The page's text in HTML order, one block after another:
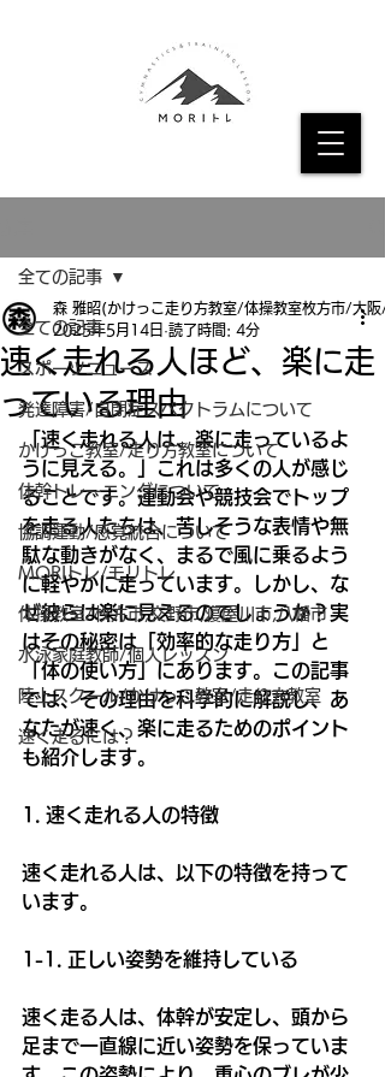
全ての記事
スポーツニュース
発達障害/自閉症スペクトラムについて
かけっこ教室/走り方教室について
体幹トレーニングについて
協調運動/感覚統合について
MORIトレ/モリトレ
体操教室/枚方市,交野市,寝屋川市,八幡市
水泳家庭教師/個人レッスン
陸上スクール/かけっこ教室/走り方教室
速く走るには？
全ての記事
速く走れる人ほど、楽に走
っている理由
森 雅昭(かけっこ走り方教室/体操教室枚方市/大阪/
2025年5月14日 読了時間: 4分
「速く走れる人は、楽に走っているよ
うに見える。」これは多くの人が感じ
ることです。運動会や競技会でトップ
を走る人たちは、苦しそうな表情や無
駄な動きがなく、まるで風に乗るよう
に軽やかに走っています。しかし、な
ぜ彼らは楽に見えるのでしょうか？実
はその秘密は「効率的な走り方」と
「体の使い方」にあります。この記事
では、その理由を科学的に解説し、あ
なたが速く、楽に走るためのポイント
も紹介します。
1. 速く走れる人の特徴
速く走れる人は、以下の特徴を持って
います。
1-1. 正しい姿勢を維持している
速く走る人は、体幹が安定し、頭から
足まで一直線に近い姿勢を保っていま